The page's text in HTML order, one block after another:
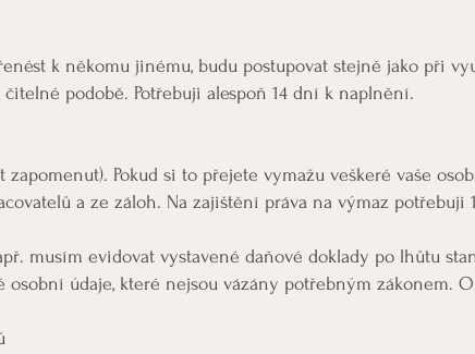
k někomu jinému, budu postupovat stejně jako při
podobě. Potřebuji alespoň 14 dní k naplnění.
Pokud si to přejete vymažu veškeré vaše
a ze záloh. Na zajištění práva na výmaz potřebuji
musím evidovat vystavené daňové doklady po lhůtu
údaje, které nejsou vázány potřebným zákonem.